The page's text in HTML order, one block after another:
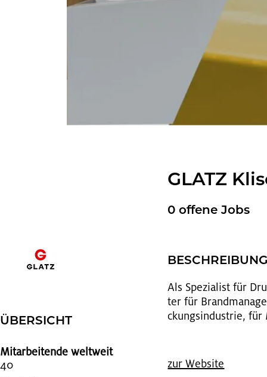
GLATZ
0 of­fe­ne Jobs
Als Spe­zia­list für
ter für
ckungs­in­dus­trie, für
zur Web­site
ÜBER­SICHT
Mitarbeitende weltweit
40